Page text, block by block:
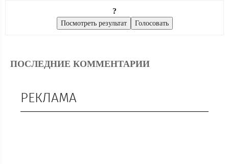
?
ПОСЛЕДНИЕ КОММЕНТАРИИ
РЕКЛАМА